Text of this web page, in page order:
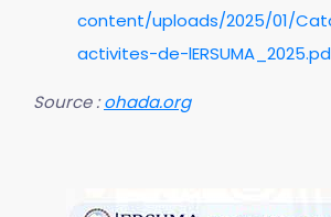
content/uploads/2025/01/
activites-de-
Source :ohada.org